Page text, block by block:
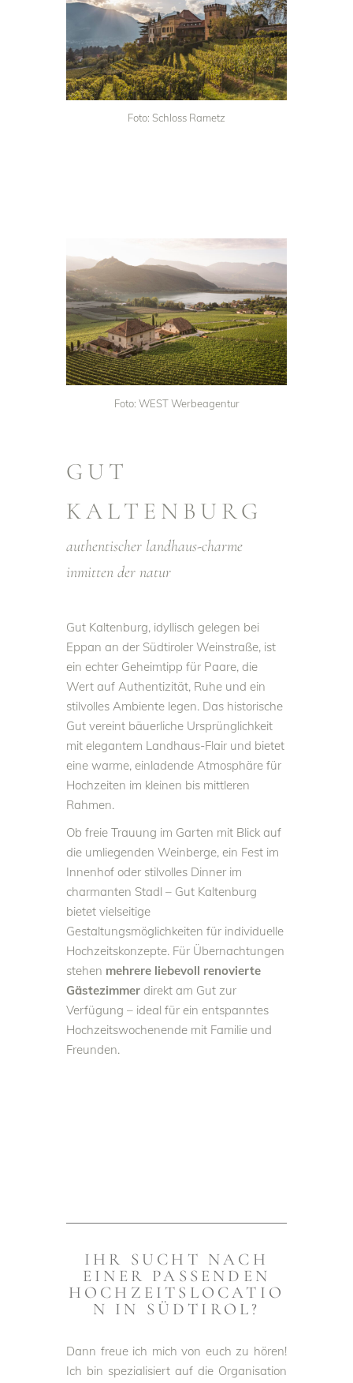
Foto: Schloss Rametz
Foto: WEST Werbeagentur
GUT
KALTENBURG
authentischer landhaus-charme
inmitten der natur
Gut Kaltenburg, idyllisch gelegen bei
Eppan an der Südtiroler Weinstraße, ist
ein echter Geheimtipp für Paare, die
Wert auf Authentizität, Ruhe und ein
stilvolles Ambiente legen. Das historische
Gut vereint bäuerliche Ursprünglichkeit
mit elegantem Landhaus-Flair und bietet
eine warme, einladende Atmosphäre für
Hochzeiten im kleinen bis mittleren
Rahmen.
Ob freie Trauung im Garten mit Blick auf
die umliegenden Weinberge, ein Fest im
Innenhof oder stilvolles Dinner im
charmanten Stadl – Gut Kaltenburg
bietet vielseitige
Gestaltungsmöglichkeiten für individuelle
Hochzeitskonzepte. Für Übernachtungen
stehen mehrere liebevoll renovierte
Gästezimmer direkt am Gut zur
Verfügung – ideal für ein entspanntes
Hochzeitswochenende mit Familie und
Freunden.
IHR SUCHT NACH
EINER PASSENDEN
HOCHZEITSLOCATIO
N IN SÜDTIROL?
Dann freue ich mich von euch zu hören!
Ich bin spezialisiert auf die Organisation